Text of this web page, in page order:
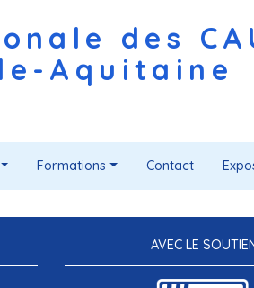
des
Aquitaine
Formations Contact
AVEC LE